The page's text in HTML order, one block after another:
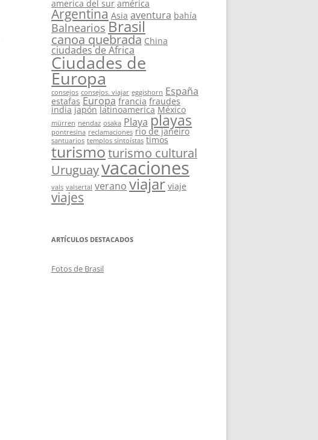
america del sur américa
Argentina Asia aventura bahía
Balnearios Brasil
canoa quebrada China
ciudades de Africa
Ciudades de
Europa
consejos consejos. viajar eggishorn España
estafas Europa francia fraudes
india japón latinoamerica México
mürren nendaz osaka Playa playas
pontresina reclamaciones rio de janeiro
santuarios templos sintoístas timos
turismoturismo cultural
Uruguayvacaciones
vals valsertal verano viajar viaje
viajes
ARTÍCULOS DESTACADOS
Fotos de Brasil